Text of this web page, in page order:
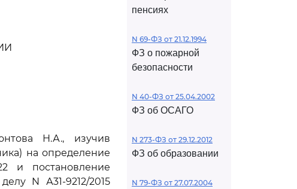
Н.А., изучив
на определение
и постановление
N А31-9212/2015
пенсиях
N 69-ФЗ от 21.12.1994
ФЗ о пожарной
безопасности
N 40-ФЗ от 25.04.2002
ФЗ об ОСАГО
N 273-ФЗ от 29.12.2012
ФЗ об образовании
N 79-ФЗ от 27.07.2004